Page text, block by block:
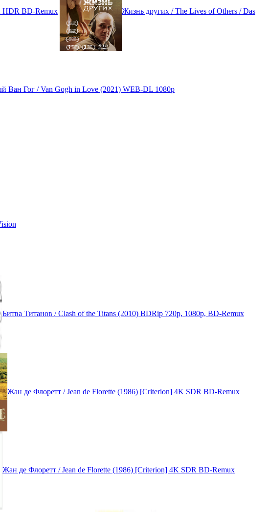
HDR BD-Remux Жизнь других / The Lives of Others / Das
Ван Гог / Van Gogh in Love (2021) WEB-DL 1080p
Битва Титанов / Clash of the Titans (2010) BDRip 720p, 1080p, BD-Remux
Жан де Флоретт / Jean de Florette (1986) [Criterion] 4K SDR BD-Remux
Жан де Флоретт / Jean de Florette (1986) [Criterion] 4K SDR BD-Remux